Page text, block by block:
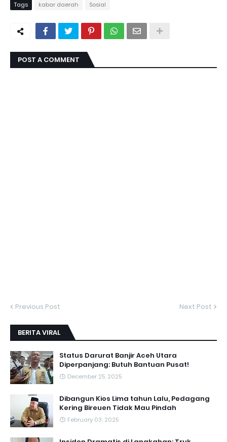
Tags kabar daerah Sosial
POST A COMMENT
Previous Post Next Post
BERITA VIRAL
Status Darurat Banjir Aceh Utara
Diperpanjang: Butuh Bantuan Pusat!
December 25, 2025
Dibangun Kios Lima tahun Lalu, Pedagang
Kering Bireuen Tidak Mau Pindah
February 03, 2025